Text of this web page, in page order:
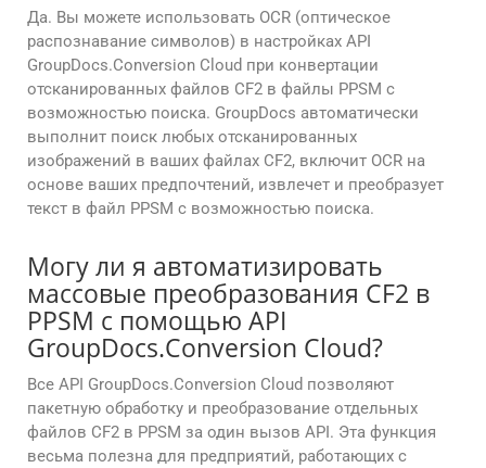
Да. Вы можете использовать OCR (оптическое
распознавание символов) в настройках API
GroupDocs.Conversion Cloud при конвертации
отсканированных файлов CF2 в файлы PPSM с
возможностью поиска. GroupDocs автоматически
выполнит поиск любых отсканированных
изображений в ваших файлах CF2, включит OCR на
основе ваших предпочтений, извлечет и преобразует
текст в файл PPSM с возможностью поиска.
Могу ли я автоматизировать
массовые преобразования CF2 в
PPSM с помощью API
GroupDocs.Conversion Cloud?
Все API GroupDocs.Conversion Cloud позволяют
пакетную обработку и преобразование отдельных
файлов CF2 в PPSM за один вызов API. Эта функция
весьма полезна для предприятий, работающих с